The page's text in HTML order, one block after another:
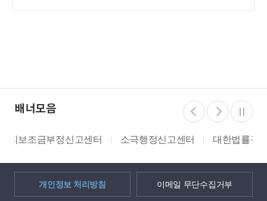
배너모음
소극행정신고센터 대한법률구조공단 쌀 밭 조건분
개인정보 처리방침 이메일 무단수집거부